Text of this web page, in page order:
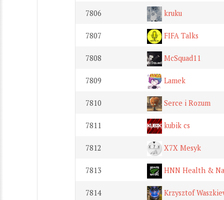
7806 kruku
7807 FIFA Talks
7808 McSquad11
7809 Lamek
7810 Serce i Rozum
7811 kubik cs
7812 X7X Mesyk
7813 HNN Health &
7814 Krzysztof